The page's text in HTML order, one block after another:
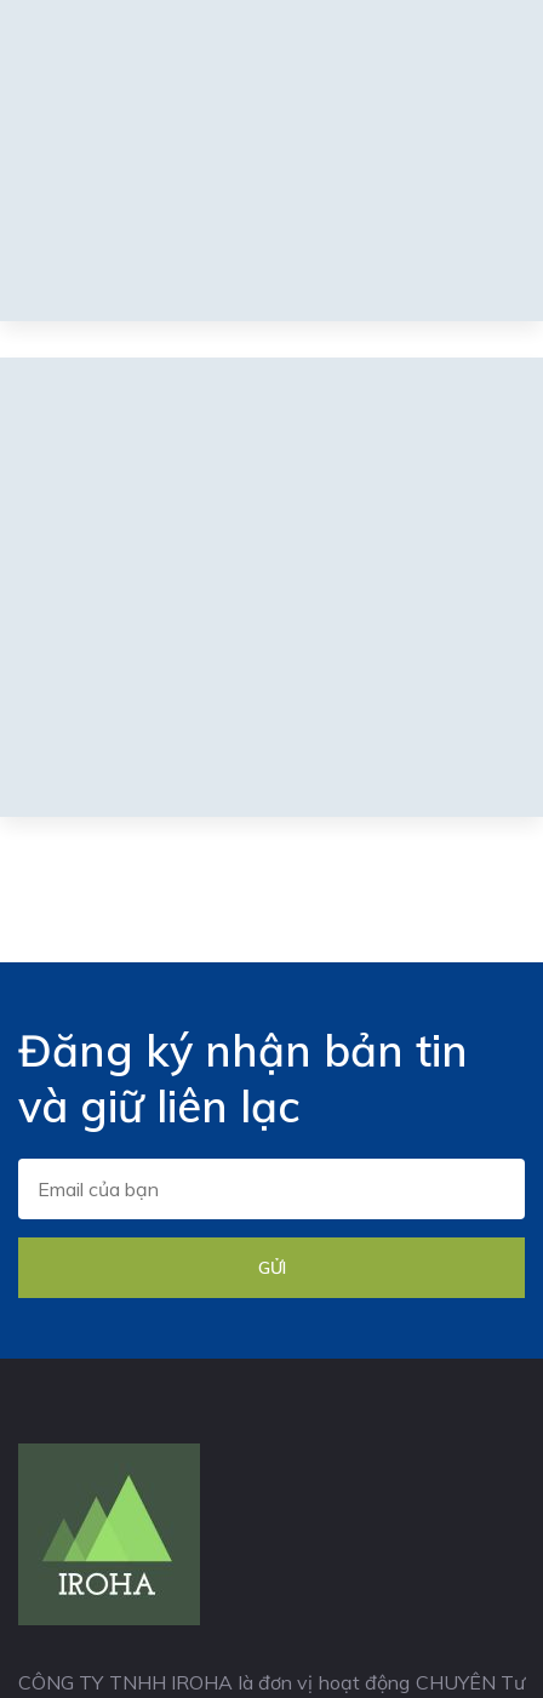
Đăng ký nhận bản tin
và giữ liên lạc
GỬI
CÔNG TY TNHH IROHA là đơn vị hoạt động CHUYÊN Tư